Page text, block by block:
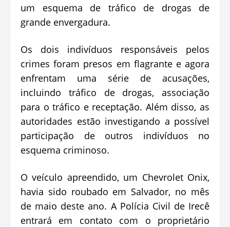
um esquema de tráfico de drogas de
grande envergadura.
Os dois indivíduos responsáveis pelos
crimes foram presos em flagrante e agora
enfrentam uma série de acusações,
incluindo tráfico de drogas, associação
para o tráfico e receptação. Além disso, as
autoridades estão investigando a possível
participação de outros indivíduos no
esquema criminoso.
O veículo apreendido, um Chevrolet Onix,
havia sido roubado em Salvador, no mês
de maio deste ano. A Polícia Civil de Irecê
entrará em contato com o proprietário